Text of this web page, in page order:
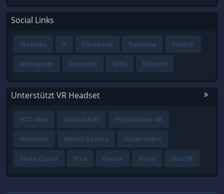
Social Links
Website X Facebook Youtube Twitch
Instagram Fanseite Wiki Discord
Unterstützt VR Headset
HTC Vive Oculus Rift PlayStation VR
Hololens Mixed Reality Valve Index
Meta Quest Pico Pimax Varjo StarVR